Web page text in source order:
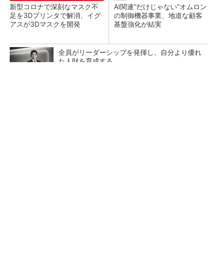
新型コロナで深刻なマスク不
足を3Dプリンタで解消、イグ
アスが3Dマスクを開発
AI関連“だけじゃない”オムロン
の制御機器事業、地道な顧客
基盤強化が結実
全員がリーダーシップを発揮し、自分より優れ
た人財を育成する